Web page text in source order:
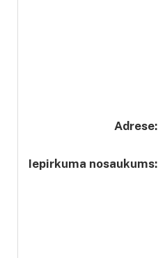
Adrese:
Iepirkuma nosaukums: